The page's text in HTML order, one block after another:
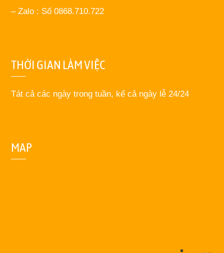
– Zalo : Số 0868.710.722
THỜI GIAN LÀM VIỆC
Tát cả các ngày trong tuần, kể cả ngày lễ 24/24
MAP